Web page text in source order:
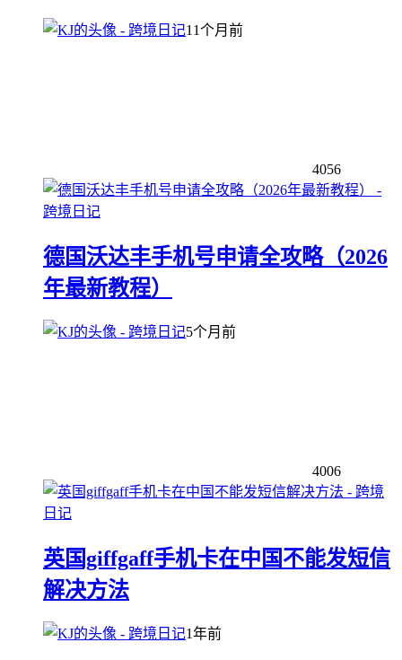
11个月前
4056
德国沃达丰手机号申请全攻略（2026
年最新教程）
5个月前
4006
英国giffgaff手机卡在中国不能发短信
解决方法
1年前